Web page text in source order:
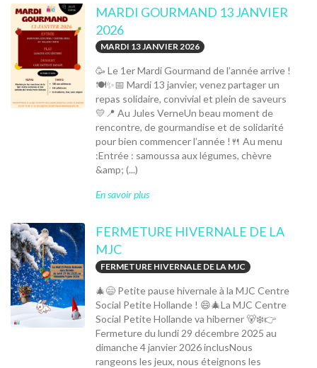
MARDI GOURMAND 13 JANVIER
2026
MARDI 13 JANVIER 2026
🥳 Le 1er Mardi Gourmand de l’année arrive !
🍽️✨📅 Mardi 13 janvier, venez partager un
repas solidaire, convivial et plein de saveurs
💛📍 Au Jules VerneUn beau moment de
rencontre, de gourmandise et de solidarité
pour bien commencer l’année !🍴 Au menu
:Entrée : samoussa aux légumes, chèvre
&amp; (...)
En savoir plus
FERMETURE HIVERNALE DE LA
MJC
FERMETURE HIVERNALE DE LA MJC
🎄😄 Petite pause hivernale à la MJC Centre
Social Petite Hollande ! 😄🎄La MJC Centre
Social Petite Hollande va hiberner 🐻❄️👉
Fermeture du lundi 29 décembre 2025 au
dimanche 4 janvier 2026 inclusNous
rangeons les jeux, nous éteignons les